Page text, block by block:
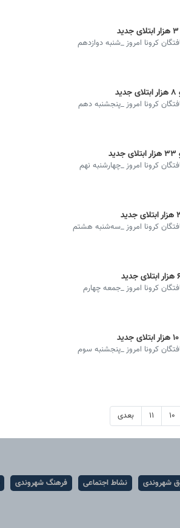
کرونا امروز _شنبه دوازدهم
کرونا امروز _پنجشنبه دهم
کرونا امروز _چهارشنبه نهم
کرونا امروز _سه‌شنبه هشتم
کرونا امروز _جمعه چهارم
کرونا امروز _پنجشنبه سوم
۱۰ ۱۱ بعدی
شهروندی نشاط اجتماعی فرهنگ شهروندی